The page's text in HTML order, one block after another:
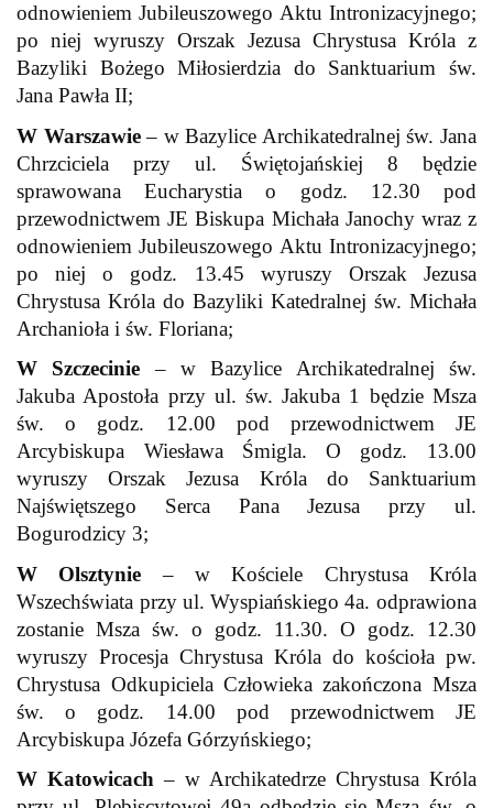
odnowieniem Jubileuszowego Aktu Intronizacyjnego;
po niej wyruszy Orszak Jezusa Chrystusa Króla z
Bazyliki Bożego Miłosierdzia do Sanktuarium św.
Jana Pawła II;
W Warszawie– w Bazylice Archikatedralnej św. Jana
Chrzciciela przy ul. Świętojańskiej 8 będzie
sprawowana Eucharystia o godz. 12.30 pod
przewodnictwem JE Biskupa Michała Janochy wraz z
odnowieniem Jubileuszowego Aktu Intronizacyjnego;
po niej o godz. 13.45 wyruszy Orszak Jezusa
Chrystusa Króla do Bazyliki Katedralnej św. Michała
Archanioła i św. Floriana;
W Szczecinie – w Bazylice Archikatedralnej św.
Jakuba Apostoła przy ul. św. Jakuba 1 będzie Msza
św. o godz. 12.00 pod przewodnictwem JE
Arcybiskupa Wiesława Śmigla. O godz. 13.00
wyruszy Orszak Jezusa Króla do Sanktuarium
Najświętszego Serca Pana Jezusa przy ul.
Bogurodzicy 3;
W Olsztynie – w Kościele Chrystusa Króla
Wszechświata przy ul. Wyspiańskiego 4a. odprawiona
zostanie Msza św. o godz. 11.30. O godz. 12.30
wyruszy Procesja Chrystusa Króla do kościoła pw.
Chrystusa Odkupiciela Człowieka zakończona Msza
św. o godz. 14.00 pod przewodnictwem JE
Arcybiskupa Józefa Górzyńskiego;
W Katowicach – w Archikatedrze Chrystusa Króla